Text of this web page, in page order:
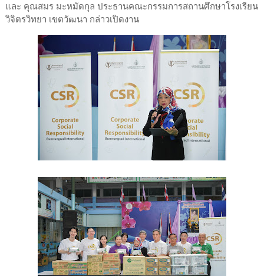
และ คุณสมร มะหมัดกุล ประธานคณะกรรมการสถานศึกษาโรงเรียน
วิจิตรวิทยา เขตวัฒนา กล่าวเปิดงาน